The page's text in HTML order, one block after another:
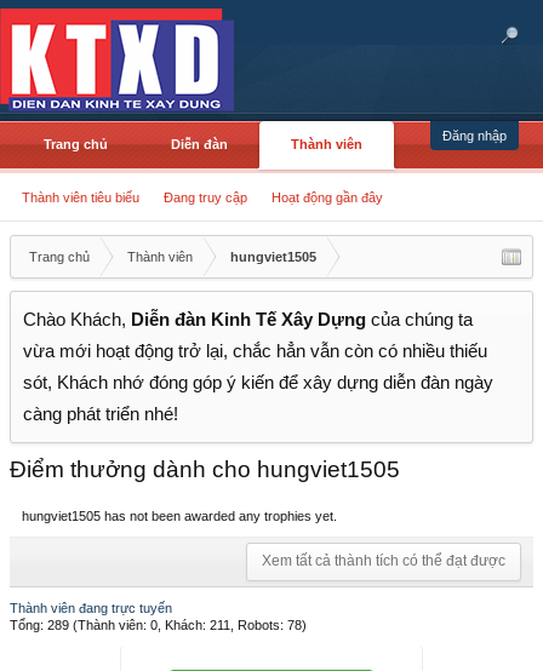
Đăng nhập
Trang chủ Diễn đàn Thành viên
Thành viên tiêu biểu Đang truy cập Hoạt động gần đây
Trang chủ Thành viên hungviet1505
Chào Khách, Diễn đàn Kinh Tế Xây Dựng của chúng ta
vừa mới hoạt động trở lại, chắc hẳn vẫn còn có nhiều thiếu
sót, Khách nhớ đóng góp ý kiến để xây dựng diễn đàn ngày
càng phát triển nhé!
Điểm thưởng dành cho hungviet1505
hungviet1505 has not been awarded any trophies yet.
Xem tất cả thành tích có thể đạt được
Thành viên đang trực tuyến
Tổng: 289 (Thành viên: 0, Khách: 211, Robots: 78)